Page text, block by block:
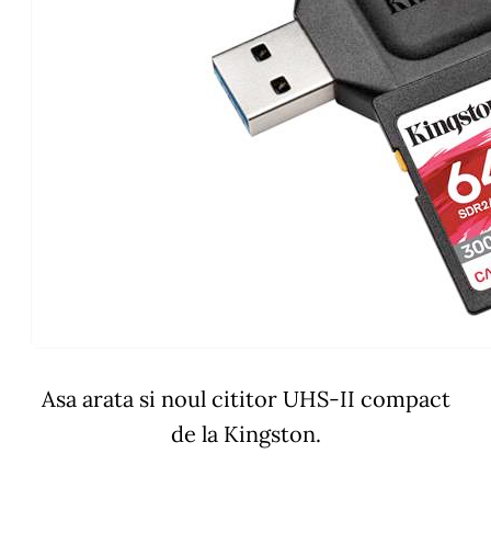
Asa arata si noul cititor UHS-II compact
de la Kingston.